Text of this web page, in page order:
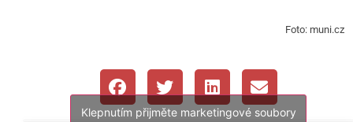
Foto: muni.cz
Klepnutím přijměte marketingové soubory